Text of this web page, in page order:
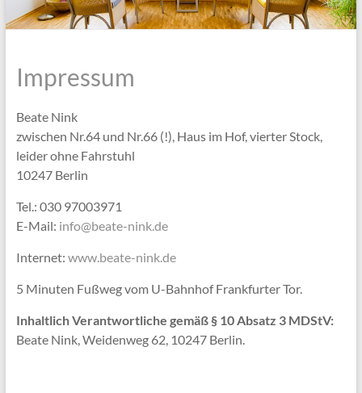
Impressum
Beate Nink
zwischen Nr.64 und Nr.66 (!), Haus im Hof, vierter Stock,
leider ohne Fahrstuhl
10247 Berlin
Tel.: 030 97003971
E-Mail: info@beate-nink.de
Internet: www.beate-nink.de
5 Minuten Fußweg vom U-Bahnhof Frankfurter Tor.
Inhaltlich Verantwortliche gemäß § 10 Absatz 3 MDStV:
Beate Nink, Weidenweg 62, 10247 Berlin.